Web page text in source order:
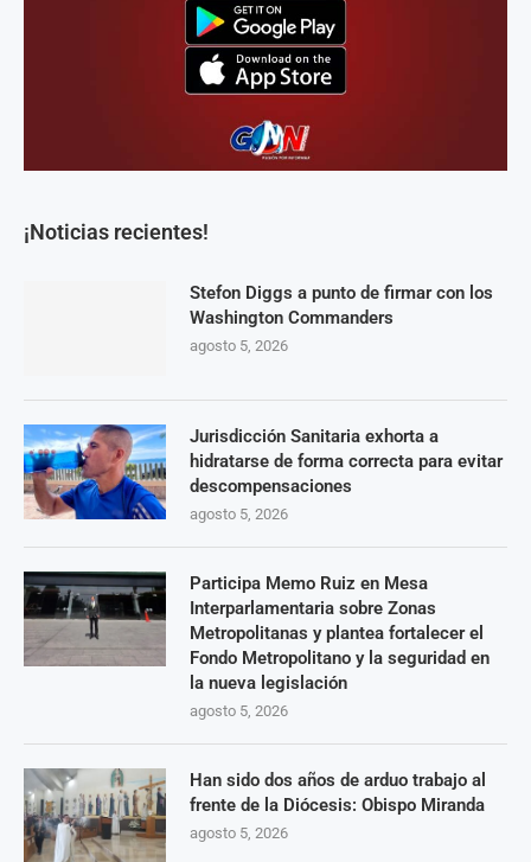
¡Noticias recientes!
Stefon Diggs a punto de firmar con los
Washington Commanders
agosto 5, 2026
Jurisdicción Sanitaria exhorta a
hidratarse de forma correcta para evitar
descompensaciones
agosto 5, 2026
Participa Memo Ruiz en Mesa
Interparlamentaria sobre Zonas
Metropolitanas y plantea fortalecer el
Fondo Metropolitano y la seguridad en
la nueva legislación
agosto 5, 2026
Han sido dos años de arduo trabajo al
frente de la Diócesis: Obispo Miranda
agosto 5, 2026